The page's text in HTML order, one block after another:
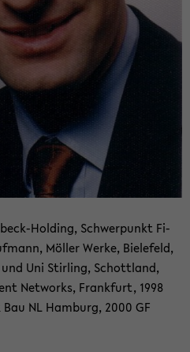
​Holding, Schwer­punkt Fi­
Möl­ler Werke, Bie­le­feld,
Uni Stir­ling, Schott­land,
Net­works, Frank­furt, 1998
NL Ham­burg, 2000 GF